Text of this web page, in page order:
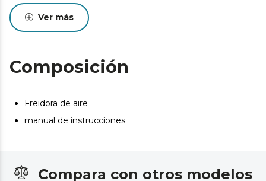
cantidades.
Cocina a la parrilla. Marca tus carnes con la placa Grillin
Prepara pizzas crujientes y doradas. Prepara las pizzas
más auténticas en su plancha y consigue masas únicas
Cocina a lo grande. Cocina deliciosas y grandiosas
comidas para compartir o disfruta de elaboraciones
potencia de 2800 W permite cocinar recetas con una
Ver más
Composición
Freidora de aire
manual de instrucciones
Compara con otros modelos